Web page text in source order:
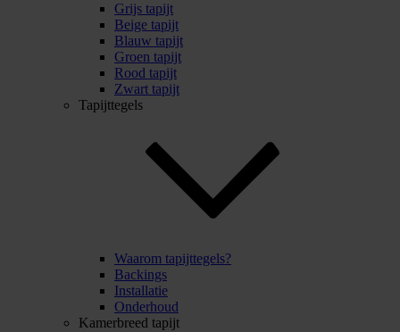
Grijs tapijt
Beige tapijt
Blauw tapijt
Groen tapijt
Rood tapijt
Zwart tapijt
Tapijttegels
Waarom tapijttegels?
Backings
Installatie
Onderhoud
Kamerbreed tapijt